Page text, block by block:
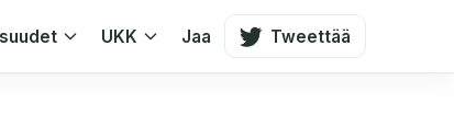
UKK Jaa Tweettää